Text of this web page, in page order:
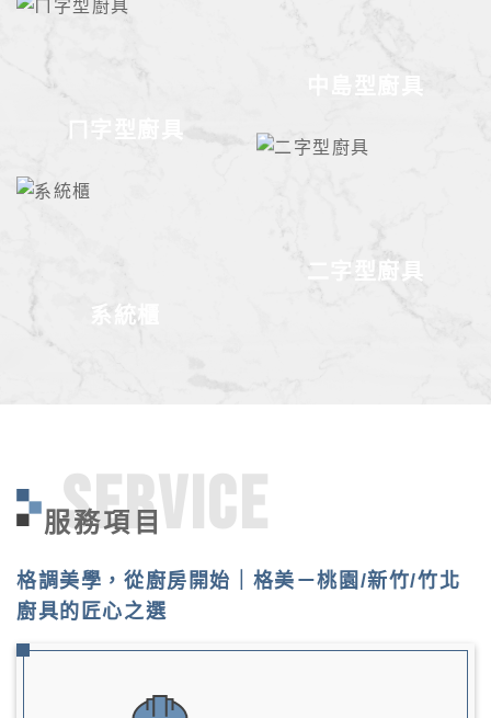
ㄇ字型廚具
中島型廚具
系統櫃
二字型廚具
服務項目
SERVICE
格調美學，從廚房開始｜格美－桃園/新竹/竹北
廚具的匠心之選